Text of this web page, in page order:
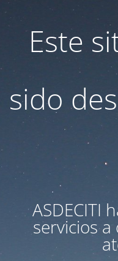
Este
sido
ASDECITI
servicios